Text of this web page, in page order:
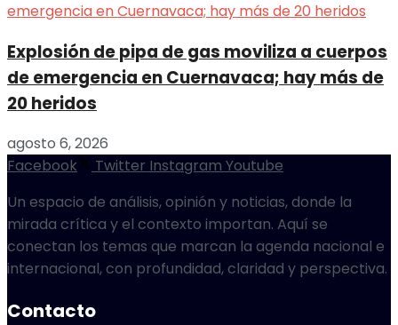
Explosión de pipa de gas moviliza a cuerpos
de emergencia en Cuernavaca; hay más de
20 heridos
agosto 6, 2026
Facebook
Twitter Instagram Youtube
Un espacio de análisis, opinión y noticias, donde la
mirada crítica y el contexto importan. Aquí se
conectan los temas que marcan la agenda nacional e
internacional, con profundidad, claridad y perspectiva.
Contacto